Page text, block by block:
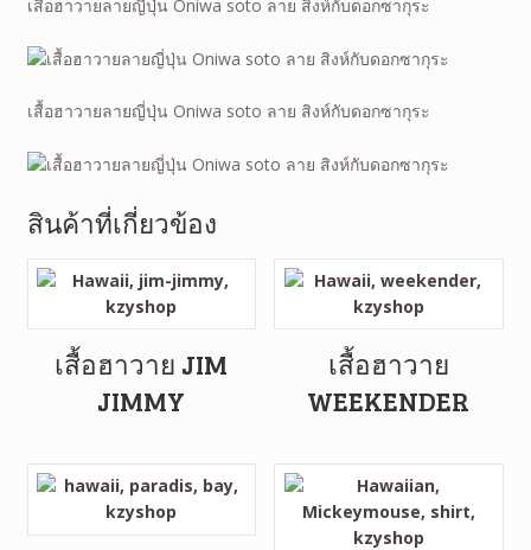
เสื้อฮาวายลายญี่ปุ่น Oniwa soto ลาย สิงห์กับดอกซากุระ
เสื้อฮาวายลายญี่ปุ่น Oniwa soto ลาย สิงห์กับดอกซากุระ
สินค้าที่เกี่ยวข้อง
เสื้อฮาวาย JIM
JIMMY
เสื้อฮาวาย
WEEKENDER